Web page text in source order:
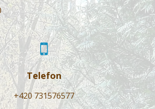
Telefon
+420 731576577